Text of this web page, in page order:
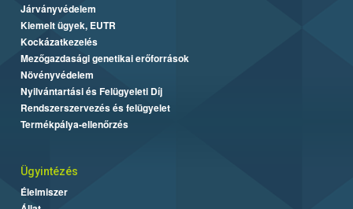
Járványvédelem
Kiemelt ügyek, EUTR
Kockázatkezelés
Mezőgazdasági genetikai erőforrások
Növényvédelem
Nyilvántartási és Felügyeleti Díj
Rendszerszervezés és felügyelet
Termékpálya-ellenőrzés
Ügyintézés
Élelmiszer